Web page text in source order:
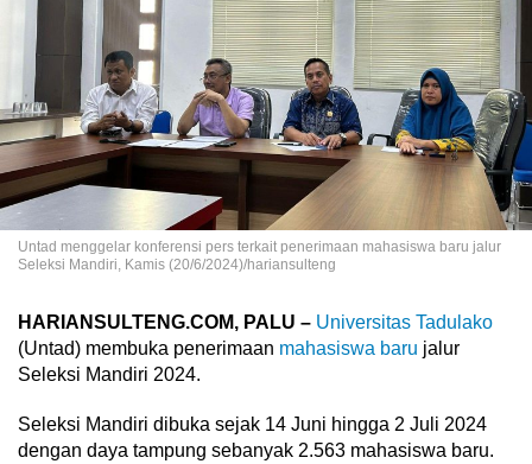
Untad menggelar konferensi pers terkait penerimaan mahasiswa baru jalur
Seleksi Mandiri, Kamis (20/6/2024)/hariansulteng
HARIANSULTENG.COM, PALU – Universitas Tadulako
(Untad) membuka penerimaan mahasiswa baru jalur
Seleksi Mandiri 2024.
Seleksi Mandiri dibuka sejak 14 Juni hingga 2 Juli 2024
dengan daya tampung sebanyak 2.563 mahasiswa baru.